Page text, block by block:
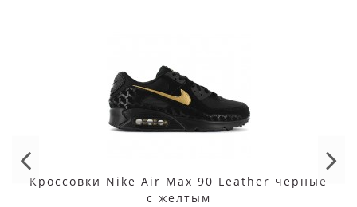
Кроссовки Nike Air Max 90 Leather черные
с желтым